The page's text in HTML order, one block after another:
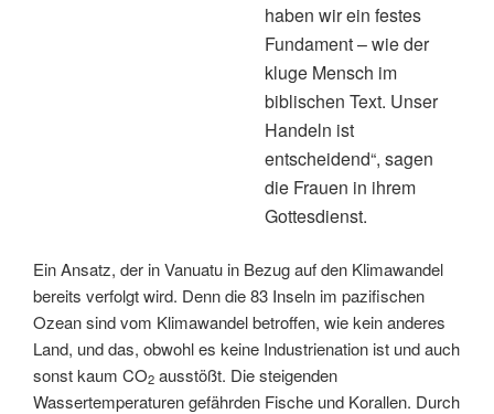
haben wir ein festes
Fundament – wie der
kluge Mensch im
biblischen Text. Unser
Handeln ist
entscheidend“, sagen
die Frauen in ihrem
Gottesdienst.
Ein Ansatz, der in Vanuatu in Bezug auf den Klimawandel
bereits verfolgt wird. Denn die 83 Inseln im pazifischen
Ozean sind vom Klimawandel betroffen, wie kein anderes
Land, und das, obwohl es keine Industrienation ist und auch
sonst kaum CO2 ausstößt. Die steigenden
Wassertemperaturen gefährden Fische und Korallen. Durch